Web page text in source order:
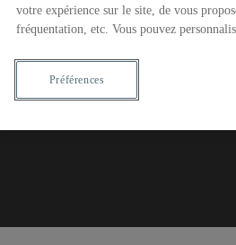
votre expérience sur le site, de vous
fréquentation, etc. Vous pouvez
Préférences